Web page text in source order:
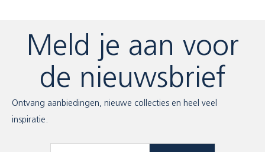
Meld je aan voor
de nieuwsbrief
Ontvang aanbiedingen, nieuwe collecties en heel veel
inspiratie.